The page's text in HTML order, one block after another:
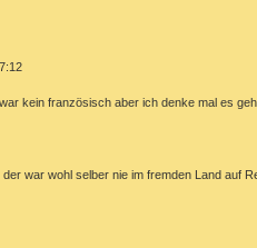
kein französisch aber ich denke mal es
war wohl selber nie im fremden Land auf